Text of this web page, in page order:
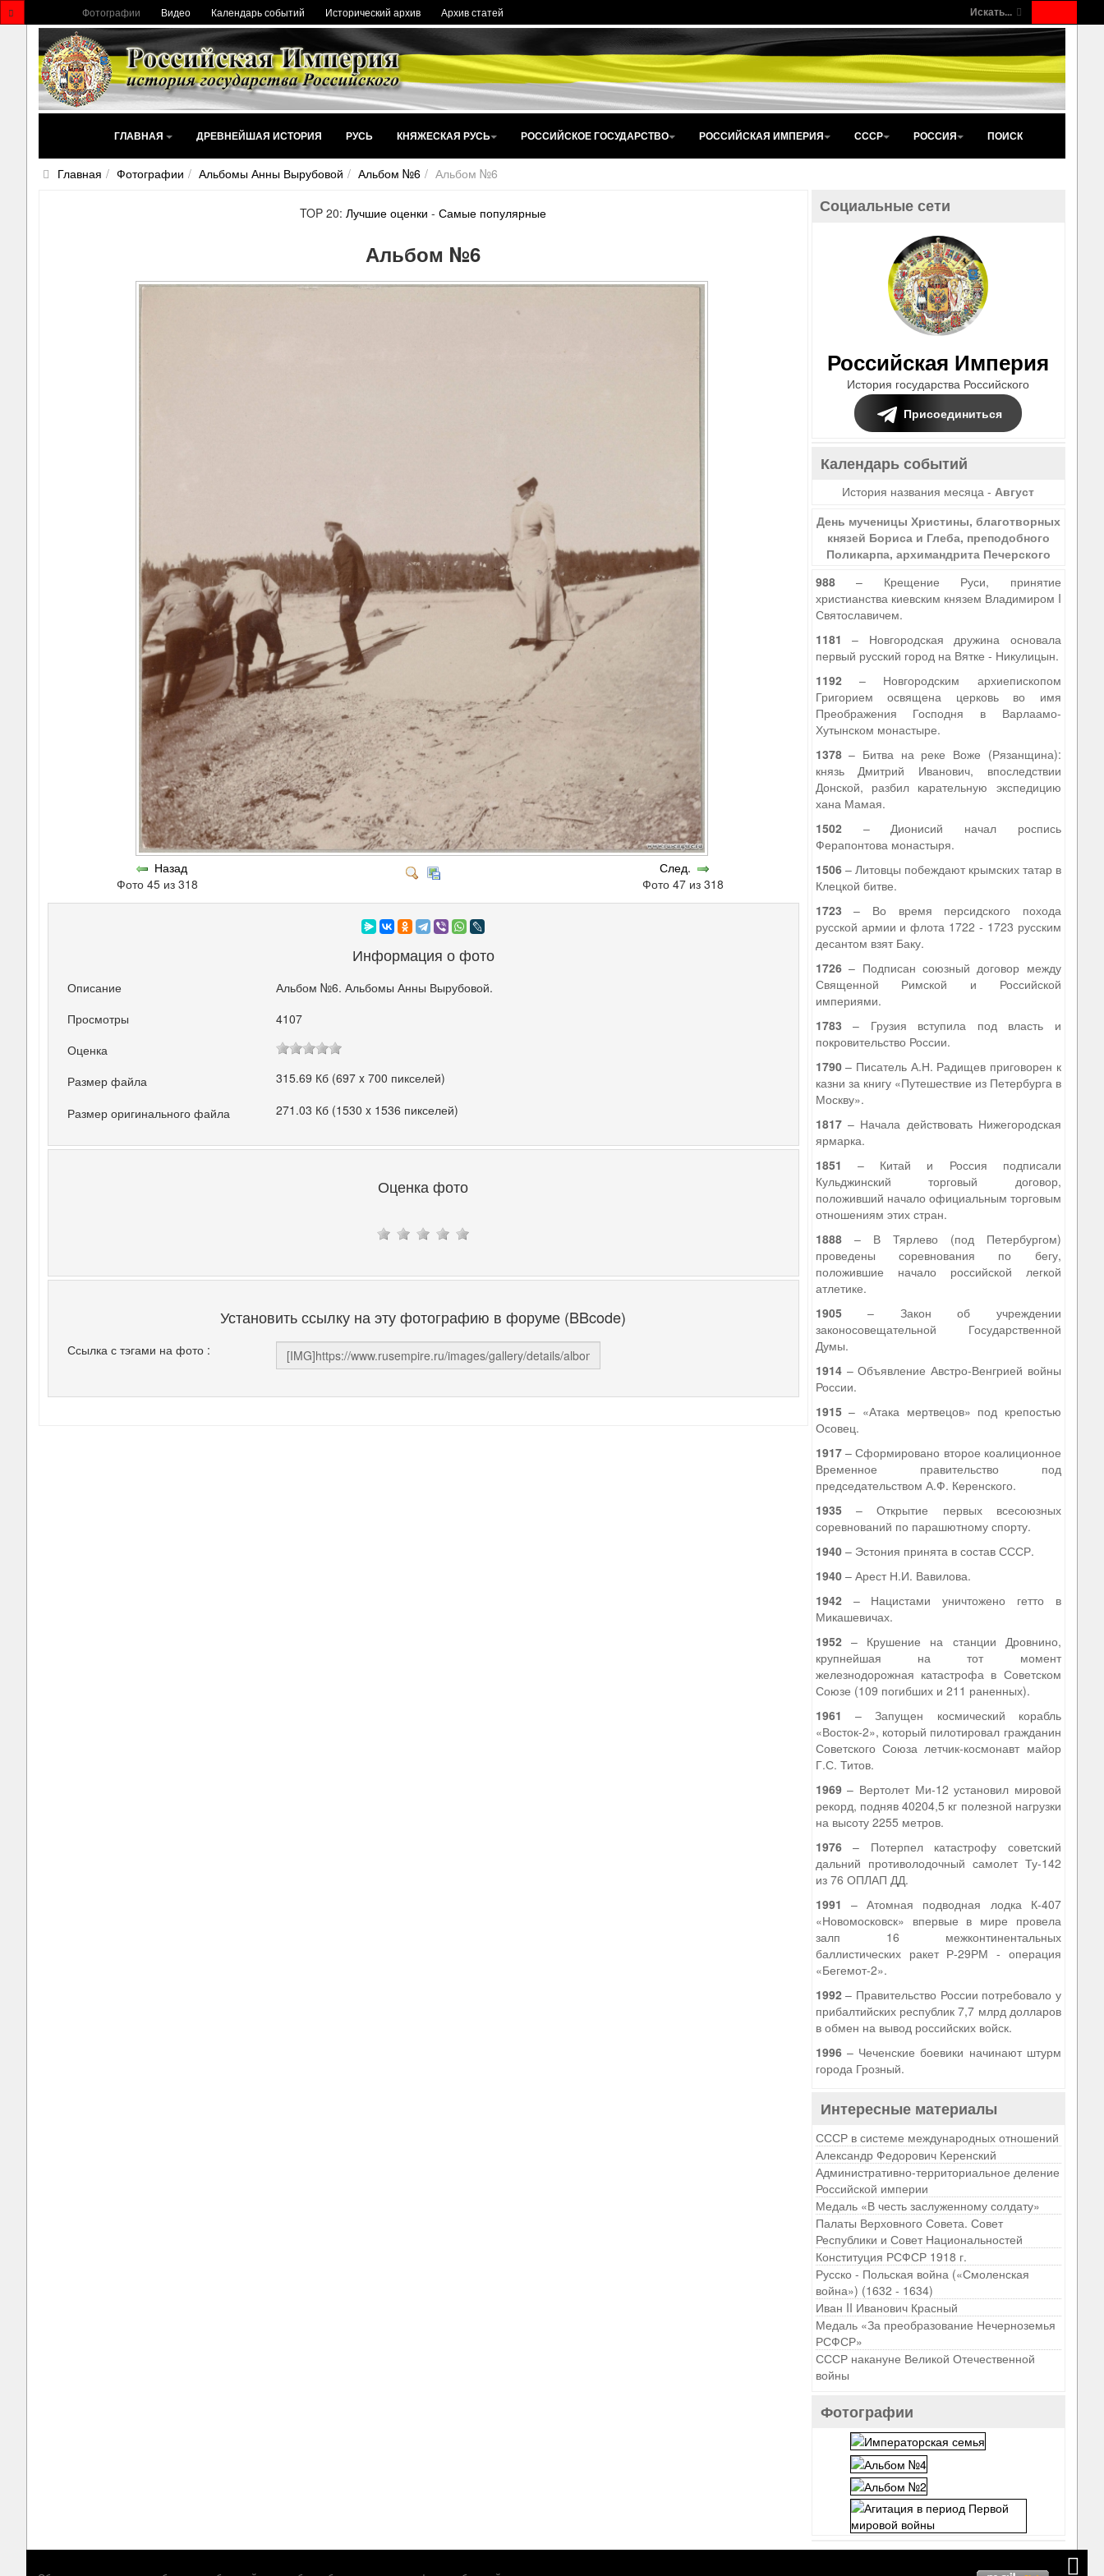
Искать...
Фотографии Видео Календарь событий Исторический архив Архив статей
ГЛАВНАЯ ДРЕВНЕЙШАЯ ИСТОРИЯ РУСЬ КНЯЖЕСКАЯ РУСЬ РОССИЙСКОЕ ГОСУДАРСТВО РОССИЙСКАЯ ИМПЕРИЯ СССР РОССИЯ ПОИСК
Главная Фотографии Альбомы Анны Вырубовой Альбом №6 Альбом №6
TOP 20:Лучшие оценки -Самые популярные
Альбом №6
Назад
Фото 45 из 318
След.
Фото 47 из 318
Информация о фото
Описание
Альбом №6. Альбомы Анны Вырубовой.
Просмотры
4107
Оценка
Размер файла
315.69 Кб (697 x 700 пикселей)
Размер оригинального файла 271.03 Кб (1530 x 1536 пикселей)
Оценка фото
Установить ссылку на эту фотографию в форуме (BBcode)
Ссылка с тэгами на фото :
Социальные сети
Российская Империя
История государства Российского
Присоединиться
Календарь событий
История названия месяца -Август
День мученицы Христины, благотворных
князей Бориса и Глеба, преподобного
Поликарпа, архимандрита Печерского
988– Крещение Руси, принятие
христианства киевским князем Владимиром I
Святославичем.
1181 – Новгородская дружина основала
первый русский город на Вятке - Никулицын.
1192– Новгородским архиепископом
Григорием освящена церковь во имя
Преображения Господня в Варлаамо-
Хутынском монастыре.
1378– Битва на реке Воже (Рязанщина):
князь Дмитрий Иванович, впоследствии
Донской, разбил карательную экспедицию
хана Мамая.
1502– Дионисий начал роспись
Ферапонтова монастыря.
1506– Литовцы побеждают крымских татар в
Клецкой битве.
1723 – Во время персидского похода
русской армии и флота 1722 - 1723 русским
десантом взят Баку.
1726– Подписан союзный договор между
Священной Римской и Российской
империями.
1783 – Грузия вступила под власть и
покровительство России.
1790– Писатель А.Н. Радищев приговорен к
казни за книгу «Путешествие из Петербурга в
Москву».
1817– Начала действовать Нижегородская
ярмарка.
1851 – Китай и Россия подписали
Кульджинский торговый договор,
положивший начало официальным торговым
отношениям этих стран.
1888– В Тярлево (под Петербургом)
проведены соревнования по бегу,
положившие начало российской легкой
атлетике.
1905– Закон об учреждении
законосовещательной Государственной
Думы.
1914– Объявление Австро-Венгрией войны
России.
1915– «Атака мертвецов» под крепостью
Осовец.
1917– Сформировано второе коалиционное
Временное правительство под
председательством А.Ф. Керенского.
1935– Открытие первых всесоюзных
соревнований по парашютному спорту.
1940– Эстония принята в состав СССР.
1940– Арест Н.И. Вавилова.
1942– Нацистами уничтожено гетто в
Микашевичах.
1952– Крушение на станции Дровнино,
крупнейшая на тот момент
железнодорожная катастрофа в Советском
Союзе (109 погибших и 211 раненных).
1961 – Запущен космический корабль
«Восток-2», который пилотировал гражданин
Советского Союза летчик-космонавт майор
Г.С. Титов.
1969– Вертолет Ми-12 установил мировой
рекорд, подняв 40204,5 кг полезной нагрузки
на высоту 2255 метров.
1976– Потерпел катастрофу советский
дальний противолодочный самолет Ту-142
из 76 ОПЛАП ДД.
1991 – Атомная подводная лодка К-407
«Новомосковск» впервые в мире провела
залп 16 межконтинентальных
баллистических ракет Р-29РМ - операция
«Бегемот-2».
1992– Правительство России потребовало у
прибалтийских республик 7,7 млрд долларов
в обмен на вывод российских войск.
1996– Чеченские боевики начинают штурм
города Грозный.
Интересные материалы
СССР в системе международных отношений
Александр Федорович Керенский
Административно-территориальное деление
Российской империи
Медаль «В честь заслуженному солдату»
Палаты Верховного Совета. Совет
Республики и Совет Национальностей
Конституция РСФСР 1918 г.
Русско - Польская война («Смоленская
война») (1632 - 1634)
Иван II Иванович Красный
Медаль «За преобразование Нечерноземья
РСФСР»
СССР накануне Великой Отечественной
войны
Фотографии